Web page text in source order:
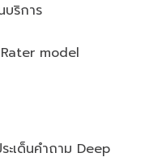
บริการ
model
ะเด็นคำถาม Deep